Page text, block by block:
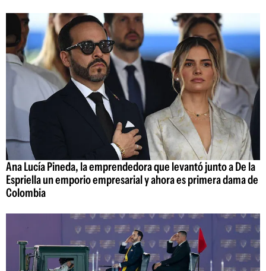
Ana Lucía Pineda, la emprendedora que levantó junto a De la
Espriella un emporio empresarial y ahora es primera dama de
Colombia